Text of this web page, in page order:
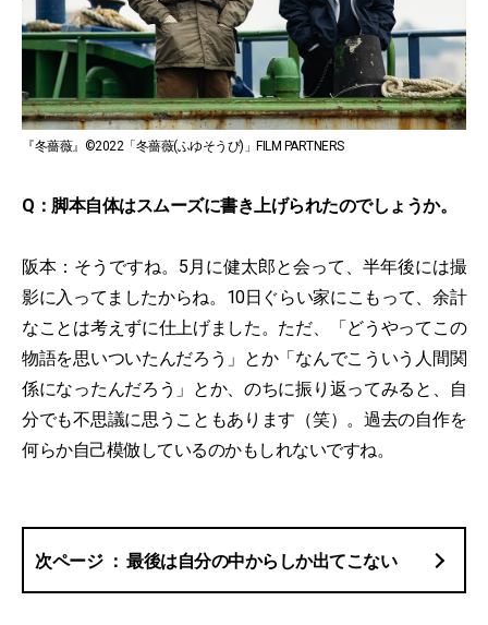
『冬薔薇』©2022「冬薔薇(ふゆそうび)」FILM PARTNERS
Q：脚本自体はスムーズに書き上げられたのでしょうか。
阪本：そうですね。5月に健太郎と会って、半年後には撮
影に入ってましたからね。10日ぐらい家にこもって、余計
なことは考えずに仕上げました。ただ、「どうやってこの
物語を思いついたんだろう」とか「なんでこういう人間関
係になったんだろう」とか、のちに振り返ってみると、自
分でも不思議に思うこともあります（笑）。過去の自作を
何らか自己模倣しているのかもしれないですね。
最後は自分の中からしか出てこない